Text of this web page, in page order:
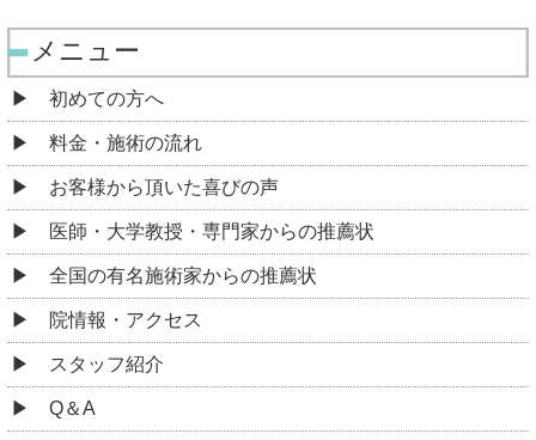
メニュー
初めての方へ
料金・施術の流れ
お客様から頂いた喜びの声
医師・大学教授・専門家からの推薦状
全国の有名施術家からの推薦状
院情報・アクセス
スタッフ紹介
Q＆A